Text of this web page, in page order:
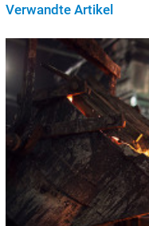
Verwandte Artikel